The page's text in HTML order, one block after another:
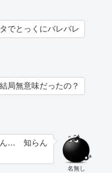
でとっくにバレバレ
局無意味だったの？
名無し
ん… 知らん